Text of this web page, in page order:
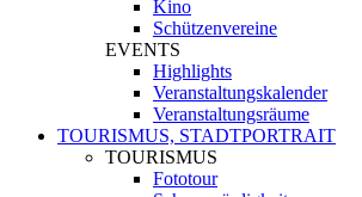
Kino
Schützenvereine
EVENTS
Highlights
Veranstaltungskalender
Veranstaltungsräume
TOURISMUS, STADTPORTRAIT
TOURISMUS
Fototour